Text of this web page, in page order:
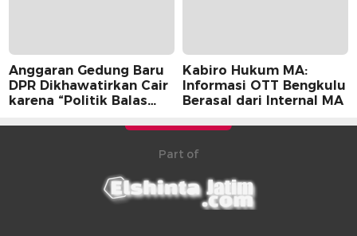
Anggaran Gedung Baru
DPR Dikhawatirkan Cair
karena “Politik Balas
Kabiro Hukum MA:
Informasi OTT Bengkulu
Berasal dari Internal MA
Part of